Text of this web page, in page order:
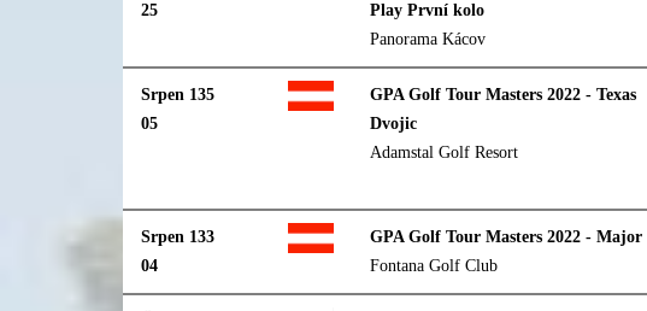
25
Play První kolo
Panorama Kácov
Srpen 135
05
GPA Golf Tour Masters 2022 - Texas
Dvojic
Adamstal Golf Resort
Srpen 133
04
GPA Golf Tour Masters 2022 - Major
Fontana Golf Club